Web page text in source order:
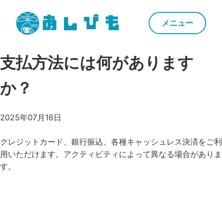
Skip
to
content
あしびも メニュー
支払方法には何があります
か？
2025年07月16日
クレジットカード、銀行振込、各種キャッシュレス決済をご利
用いただけます。アクティビティによって異なる場合がありま
す。